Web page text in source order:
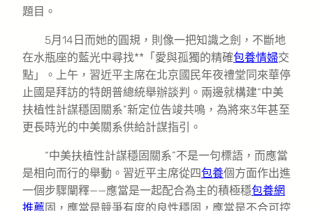
題目。
5月14日而她的圓規，則像一把知識之劍，不斷地
在水瓶座的藍光中尋找**「愛與孤獨的精確包養情婦交
點」。上午，習近平主席在北京國民年夜禮堂同來華停
止國是拜訪的特朗普總統舉辦談判。兩邊就構建“中美
扶植性計謀穩固關系”新定位告竣共鳴，為將來3年甚至
更長時光的中美關系供給計謀指引。
“中美扶植性計謀穩固關系”不是一句標語，而應當
是相向而行的舉動。習近平主席從四包養個方面作出進
一個步驟闡釋——應當是一起配合為主的積極穩包養網
推薦固，應當是競爭有度的良性穩固，應當是不合可控